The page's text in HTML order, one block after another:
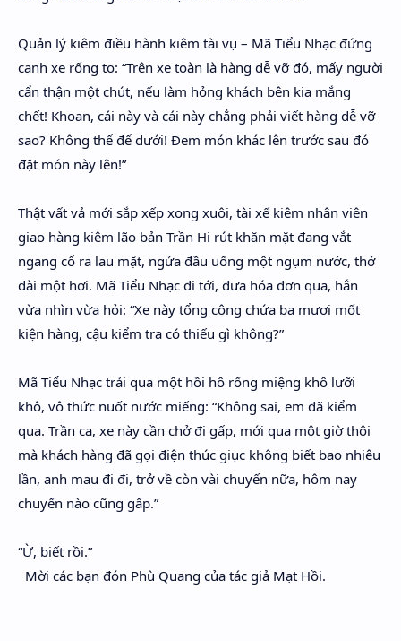
Quản lý kiêm điều hành kiêm tài vụ – Mã Tiểu Nhạc đứng
cạnh xe rống to: “Trên xe toàn là hàng dễ vỡ đó, mấy người
cẩn thận một chút, nếu làm hỏng khách bên kia mắng
chết! Khoan, cái này và cái này chẳng phải viết hàng dễ vỡ
sao? Không thể để dưới! Đem món khác lên trước sau đó
đặt món này lên!”
Thật vất vả mới sắp xếp xong xuôi, tài xế kiêm nhân viên
giao hàng kiêm lão bản Trần Hi rút khăn mặt đang vắt
ngang cổ ra lau mặt, ngửa đầu uống một ngụm nước, thở
dài một hơi. Mã Tiểu Nhạc đi tới, đưa hóa đơn qua, hắn
vừa nhìn vừa hỏi: “Xe này tổng cộng chứa ba mươi mốt
kiện hàng, cậu kiểm tra có thiếu gì không?”
Mã Tiểu Nhạc trải qua một hồi hô rống miệng khô lưỡi
khô, vô thức nuốt nước miếng: “Không sai, em đã kiểm
qua. Trần ca, xe này cần chở đi gấp, mới qua một giờ thôi
mà khách hàng đã gọi điện thúc giục không biết bao nhiêu
lần, anh mau đi đi, trở về còn vài chuyến nữa, hôm nay
chuyến nào cũng gấp.”
“Ừ, biết rồi.”
Mời các bạn đón Phù Quang của tác giả Mạt Hồi.